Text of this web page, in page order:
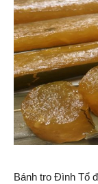
Bánh tro Đình Tổ